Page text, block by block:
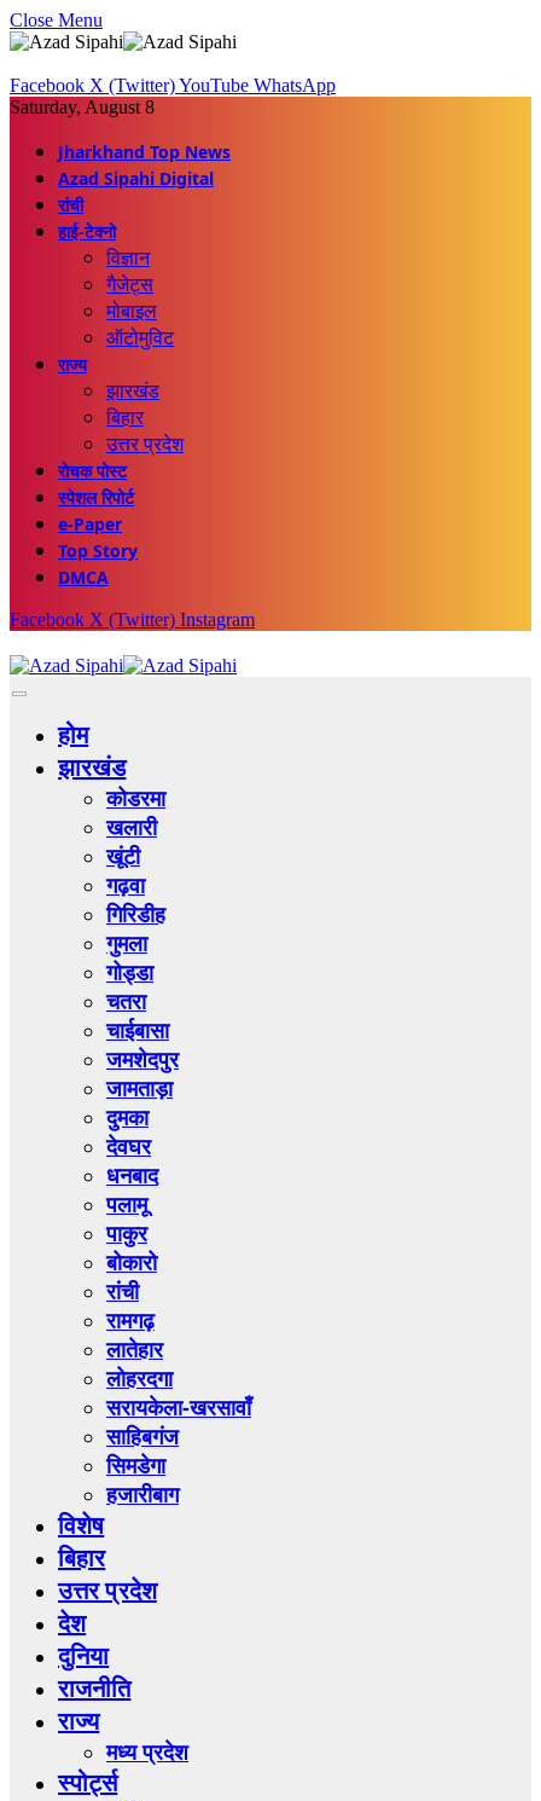
Close Menu
Facebook X (Twitter)YouTube WhatsApp
Saturday, August 8
Jharkhand Top News
Azad Sipahi Digital
रांची
हाई-टेक्नो
विज्ञान
गैजेट्स
मोबाइल
ऑटोमुविट
राज्य
झारखंड
बिहार
उत्तर प्रदेश
रोचक पोस्ट
स्पेशल रिपोर्ट
e-Paper
Top Story
DMCA
Facebook X (Twitter) Instagram
होम
झारखंड
कोडरमा
खलारी
खूंटी
गढ़वा
गिरिडीह
गुमला
गोड्डा
चतरा
चाईबासा
जमशेदपुर
जामताड़ा
दुमका
देवघर
धनबाद
पलामू
पाकुर
बोकारो
रांची
रामगढ़
लातेहार
लोहरदगा
सरायकेला-खरसावाँ
साहिबगंज
सिमडेगा
हजारीबाग
विशेष
बिहार
उत्तर प्रदेश
देश
दुनिया
राजनीति
राज्य
मध्य प्रदेश
स्पोर्ट्स